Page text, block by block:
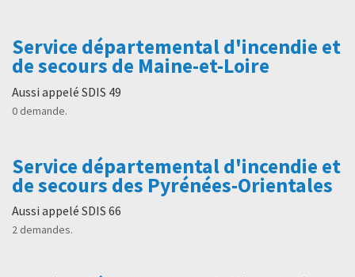
Service départemental d'incendie et
de secours de Maine-et-Loire
Aussi appelé SDIS 49
0 demande.
Service départemental d'incendie et
de secours des Pyrénées-Orientales
Aussi appelé SDIS 66
2 demandes.